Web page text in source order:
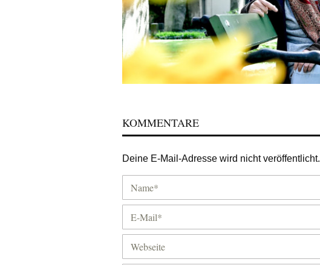
KOMMENTARE
Deine E-Mail-Adresse wird nicht veröffentlicht.